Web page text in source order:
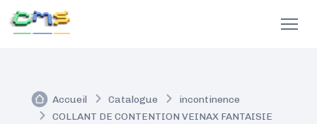
Accueil Catalogue
incontinence
COLLANT DE CONTENTION VEINAX FANTAISIE